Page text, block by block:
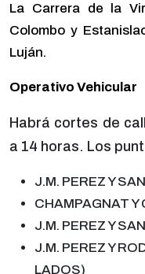
La Carrera de la
Colombo y
Luján.
Operativo Vehicular
Habrá cortes de
a 14 horas. Los
J.M. PEREZ Y
CHAMPAGNAT Y
J.M. PEREZ Y
J.M. PEREZ Y
LADOS)